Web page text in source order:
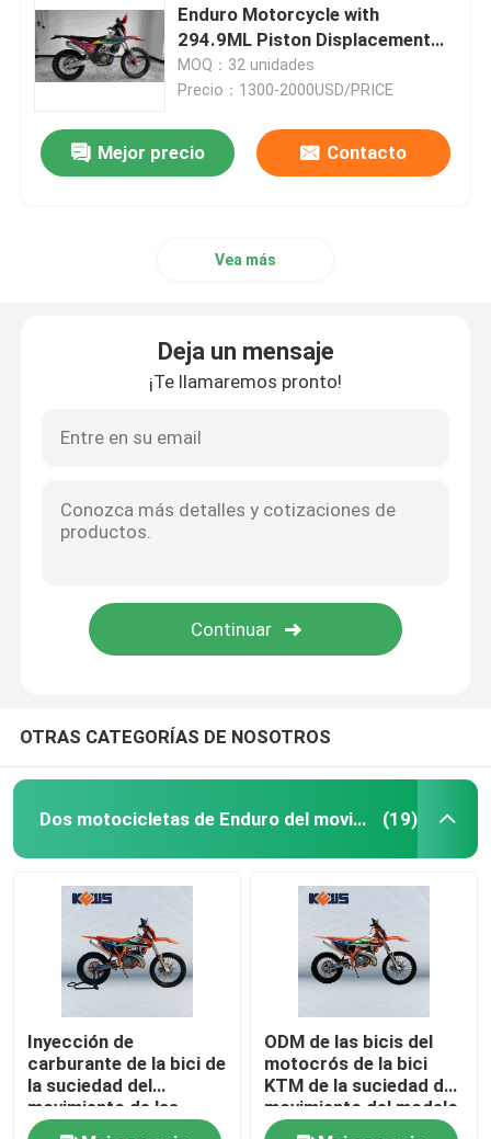
Bicis de la suciedad de Enduro
Motocrós de cuatro movimientos
Motocicletas Súper Motard
Enduro Motorcycle with
294.9ML Piston Displacement
21KW Power and 25N.m Torque
MOQ：32 unidades
Precio：1300-2000USD/PRICE
Mejor precio Contacto
Vea más
Deja un mensaje
¡Te llamaremos pronto!
OTRAS CATEGORÍAS DE NOSOTROS
Dos motocicletas de Enduro del movimiento (19)
Inyección de
carburante de la bici de
la suciedad del
movimiento de las
motocicletas EFI 2 de
ODM de las bicis del
motocrós de la bici
KTM de la suciedad del
movimiento del modelo
300CC 2 de K16-C